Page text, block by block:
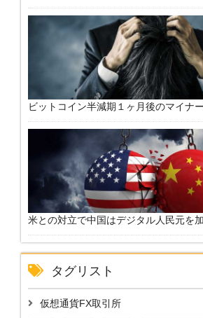
ビットコイン半減期１ヶ月後のマイナ
米との対立で中国はデジタル人民元を
タグリスト
仮想通貨FX取引所